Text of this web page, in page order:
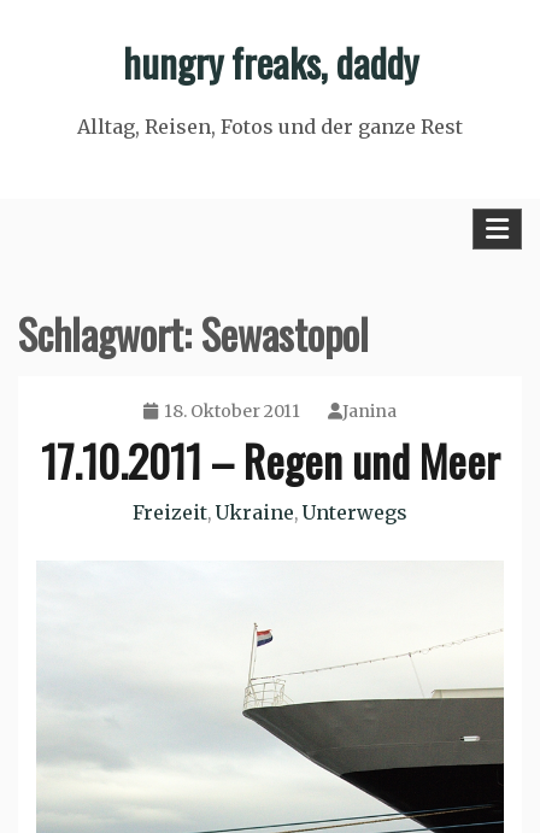
hungry freaks, daddy
Alltag, Reisen, Fotos und der ganze Rest
Schlagwort:Sewastopol
18. Oktober 2011 Janina
17.10.2011 – Regen und Meer
Freizeit, Ukraine, Unterwegs